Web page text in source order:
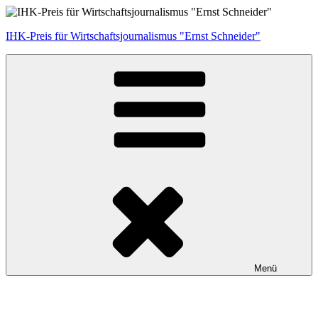
Zum
springen
IHK-Preis für Wirtschaftsjournalismus "Ernst Schneider"
Menü